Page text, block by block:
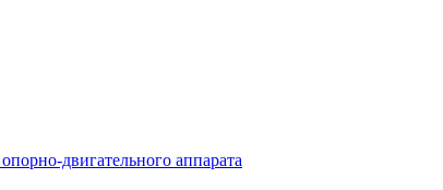
двигательного аппарата